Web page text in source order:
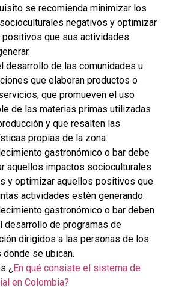
se recomienda minimizar los
negativos y optimizar
positivos que sus actividades
desarrollo de las comunidades u
que elaboran productos o
que promueven el uso
de las materias primas utilizadas
y que resalten las
propias de la zona.
gastronómico o bar debe
aquellos impactos socioculturales
y optimizar aquellos positivos que
actividades estén generando.
gastronómico o bar deben
desarrollo de programas de
dirigidos a las personas de los
se ubican.
¿En qué consiste el sistema de
en Colombia?